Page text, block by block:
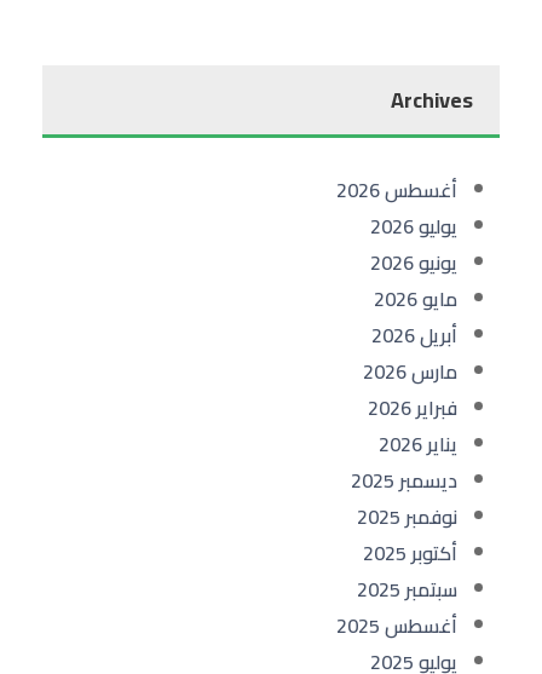
Archives
أغسطس 2026
يوليو 2026
يونيو 2026
مايو 2026
أبريل 2026
مارس 2026
فبراير 2026
يناير 2026
ديسمبر 2025
نوفمبر 2025
أكتوبر 2025
سبتمبر 2025
أغسطس 2025
يوليو 2025